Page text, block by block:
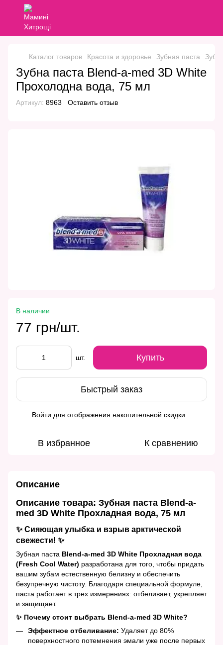
Каталог товаров Красота и здоровье Зубная паста
Зубна паста Blend-a-med 3D White
Прохолодна вода, 75 мл
Артикул: 8963 Оставить отзыв
В наличии
77 грн/шт.
шт. Купить
Быстрый заказ
Войти для отображения накопительной скидки
В избранное К сравнению
Описание
Описание товара: Зубная паста Blend-a-
med 3D White Прохладная вода, 75 мл
✨ Сияющая улыбка и взрыв арктической
свежести! ✨
Зубная паста Blend-a-med 3D White Прохладная вода
(Fresh Cool Water) разработана для того, чтобы придать
вашим зубам естественную белизну и обеспечить
безупречную чистоту. Благодаря специальной формуле,
паста работает в трех измерениях: отбеливает, укрепляет
и защищает.
✨ Почему стоит выбрать Blend-a-med 3D White?
Эффектное отбеливание: Удаляет до 80%
поверхностного потемнения эмали уже после первых